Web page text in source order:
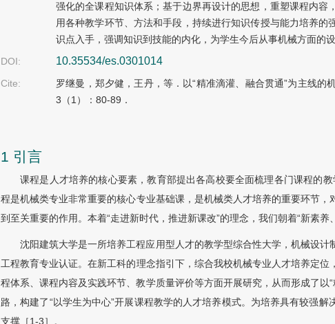
强化的全课程知识体系；基于边界再设计的思想，重塑课程内
用各种教学环节、方法和手段，持续进行知识传授与能力培养
识点入手，强调知识到技能的内化，为学生今后从事机械方面的
DOI:
10.35534/es.0301014
Cite:
罗继曼，郑夕健，王丹，等．以“精准滴灌、融合贯通”为主线的
3（1）：80-89．
1 引言
课程是人才培养的核心要素，教育部提出各高校要全面梳理各门课程的
程是机械类专业非常重要的核心专业基础课，是机械类人才培养的重要环节
到至关重要的作用。本着“走进新时代，推进新课改”的理念，我们朝着“新素养
沈阳建筑大学是一所培养工程应用型人才的教学型综合性大学，机械设
工程教育专业认证。在新工科的理念指引下，综合我校机械专业人才培养定
程体系、课程内容及实践环节、教学质量评价等方面开展研究，从而形成了以
路，构建了“以学生为中心”开展课程教学的人才培养模式。为培养具有较强
支撑［1-3］。